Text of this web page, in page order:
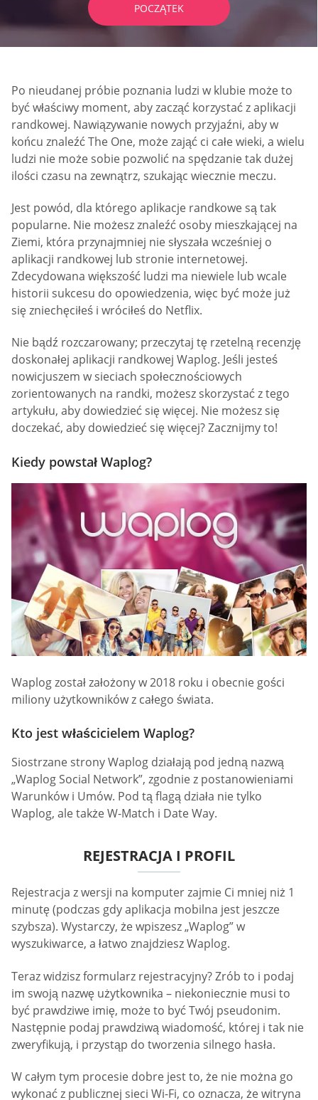
POCZĄTEK
Po nieudanej próbie poznania ludzi w klubie może to
być właściwy moment, aby zacząć korzystać z aplikacji
randkowej. Nawiązywanie nowych przyjaźni, aby w
końcu znaleźć The One, może zająć ci całe wieki, a wielu
ludzi nie może sobie pozwolić na spędzanie tak dużej
ilości czasu na zewnątrz, szukając wiecznie meczu.
Jest powód, dla którego aplikacje randkowe są tak
popularne. Nie możesz znaleźć osoby mieszkającej na
Ziemi, która przynajmniej nie słyszała wcześniej o
aplikacji randkowej lub stronie internetowej.
Zdecydowana większość ludzi ma niewiele lub wcale
historii sukcesu do opowiedzenia, więc być może już
się zniechęciłeś i wróciłeś do Netflix.
Nie bądź rozczarowany; przeczytaj tę rzetelną recenzję
doskonałej aplikacji randkowej Waplog. Jeśli jesteś
nowicjuszem w sieciach społecznościowych
zorientowanych na randki, możesz skorzystać z tego
artykułu, aby dowiedzieć się więcej. Nie możesz się
doczekać, aby dowiedzieć się więcej? Zacznijmy to!
Kiedy powstał Waplog?
Waplog został założony w 2018 roku i obecnie gości
miliony użytkowników z całego świata.
Kto jest właścicielem Waplog?
Siostrzane strony Waplog działają pod jedną nazwą
„Waplog Social Network”, zgodnie z postanowieniami
Warunków i Umów. Pod tą flagą działa nie tylko
Waplog, ale także W-Match i Date Way.
REJESTRACJA I PROFIL
Rejestracja z wersji na komputer zajmie Ci mniej niż 1
minutę (podczas gdy aplikacja mobilna jest jeszcze
szybsza). Wystarczy, że wpiszesz „Waplog” w
wyszukiwarce, a łatwo znajdziesz Waplog.
Teraz widzisz formularz rejestracyjny? Zrób to i podaj
im swoją nazwę użytkownika – niekoniecznie musi to
być prawdziwe imię, może to być Twój pseudonim.
Następnie podaj prawdziwą wiadomość, której i tak nie
zweryfikują, i przystąp do tworzenia silnego hasła.
W całym tym procesie dobre jest to, że nie można go
wykonać z publicznej sieci Wi-Fi, co oznacza, że witryna